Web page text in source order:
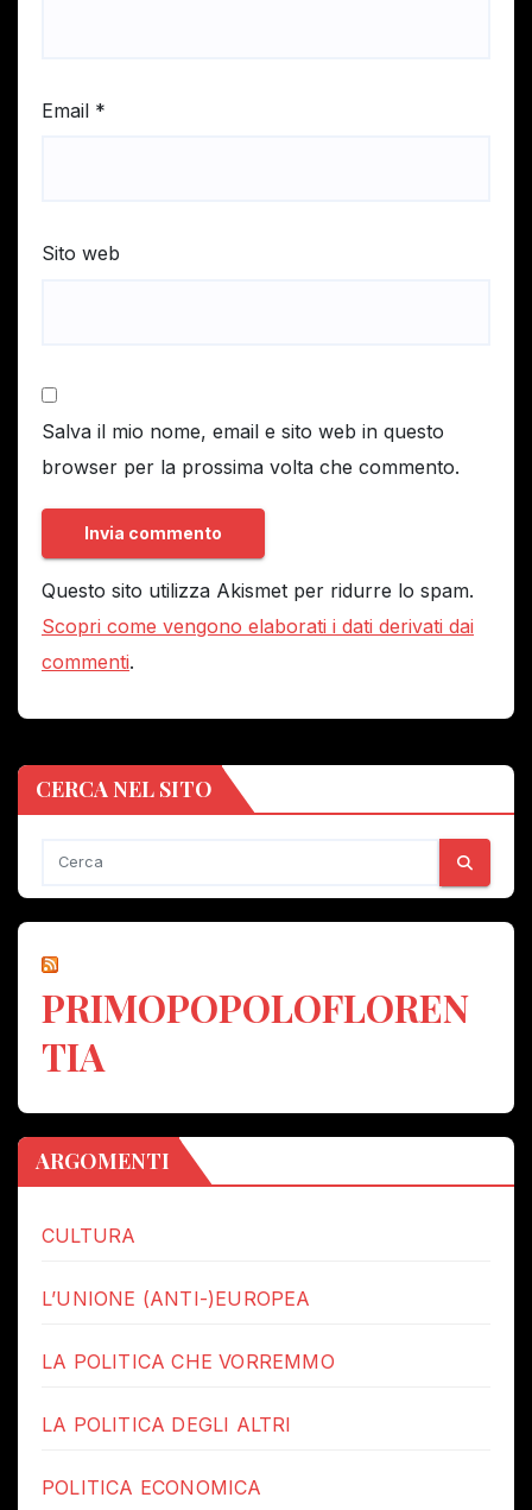
Email *
Sito web
Salva il mio nome, email e sito web in questo
browser per la prossima volta che commento.
Questo sito utilizza Akismet per ridurre lo spam.
Scopri come vengono elaborati i dati derivati dai
commenti.
CERCA NEL SITO
PRIMOPOPOLOFLOREN
TIA
ARGOMENTI
CULTURA
L’UNIONE (ANTI-)EUROPEA
LA POLITICA CHE VORREMMO
LA POLITICA DEGLI ALTRI
POLITICA ECONOMICA